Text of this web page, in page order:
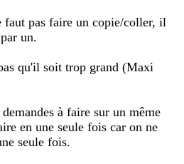
faut pas faire un copie/coller, il
un.
qu'il soit trop grand (Maxi
à faire sur un même
en une seule fois car on ne
seule fois.